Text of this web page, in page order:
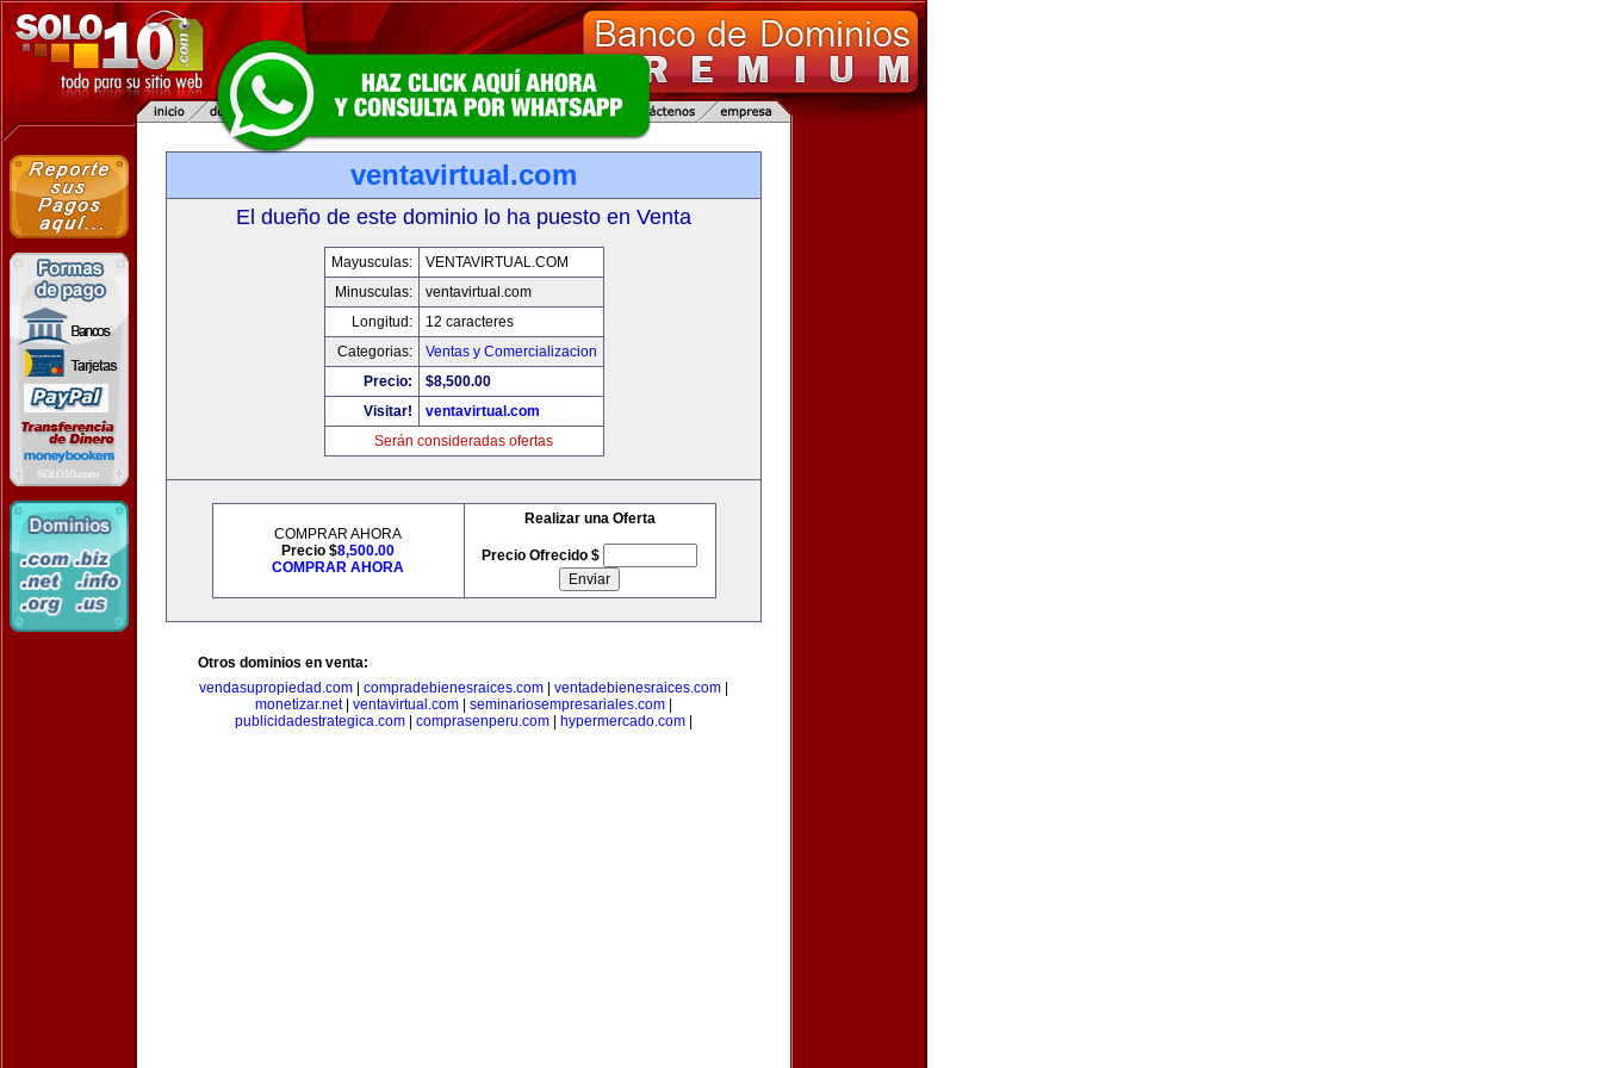
ventavirtual.com
El dueño de este dominio lo ha puesto en Venta
Mayusculas:
VENTAVIRTUAL.COM
Minusculas:
ventavirtual.com
Longitud:
12 caracteres
Categorias:
Ventas y Comercializacion
Precio:
$8,500.00
Visitar!
ventavirtual.com
Serán consideradas ofertas
COMPRAR AHORA
Precio $8,500.00
COMPRAR AHORA
Realizar una Oferta
Precio Ofrecido $
Otros dominios en venta:
vendasupropiedad.com
compradebienesraices.com ventadebienesraices.com
monetizar.net| ventavirtual.com seminariosempresariales.com
publicidadestrategica.com
comprasenperu.com hypermercado.com